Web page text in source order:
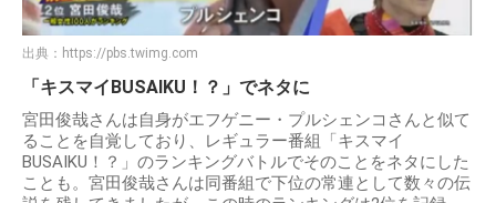
出典： https://pbs.twimg.com
「キスマイBUSAIKU！？」でネタに
宮田俊哉さんは自身がエフゲニー・プルシェンコさんと似て
ることを自覚しており、レギュラー番組「キスマイ
BUSAIKU！？」のランキングバトルでそのことをネタにした
ことも。宮田俊哉さんは同番組で下位の常連として数々の伝